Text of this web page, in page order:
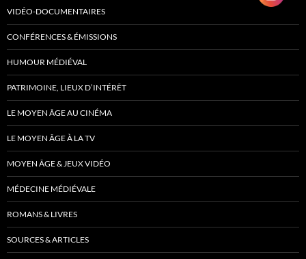
VIDÉO-DOCUMENTAIRES
CONFÉRENCES & ÉMISSIONS
HUMOUR MÉDIÉVAL
PATRIMOINE, LIEUX D’INTÉRÊT
LE MOYEN ÂGE AU CINÉMA
LE MOYEN ÂGE À LA TV
MOYEN ÂGE & JEUX VIDÉO
MÉDECINE MÉDIÉVALE
ROMANS & LIVRES
SOURCES & ARTICLES